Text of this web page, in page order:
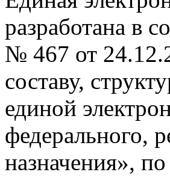
разработана в
№ 467 от
составу,
единой
федерального,
назначения»,